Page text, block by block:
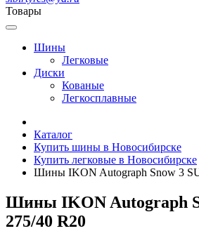
Товары
Шины
Легковые
Диски
Кованые
Легкосплавные
Каталог
Купить шины в Новосибирске
Купить легковые в Новосибирске
Шины IKON Autograph Snow 3
Шины IKON Autograph
275/40 R20